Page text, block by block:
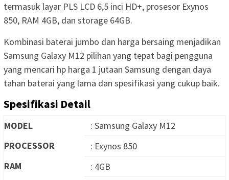
termasuk layar PLS LCD 6,5 inci HD+, prosesor Exynos
850, RAM 4GB, dan storage 64GB.
Kombinasi baterai jumbo dan harga bersaing menjadikan
Samsung Galaxy M12 pilihan yang tepat bagi pengguna
yang mencari hp harga 1 jutaan Samsung dengan daya
tahan baterai yang lama dan spesifikasi yang cukup baik.
Spesifikasi Detail
MODEL
: Samsung Galaxy M12
PROCESSOR
: Exynos 850
RAM
: 4GB